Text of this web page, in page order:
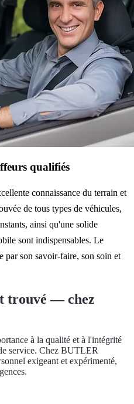
qualifiés
connaissance du terrain et
de tous types de véhicules,
ainsi qu'une solide
sont indispensables. Le
son savoir-faire, son soin et
trouvé — chez
à la qualité et à l'intégrité
service. Chez BUTLER
exigeant et expérimenté,